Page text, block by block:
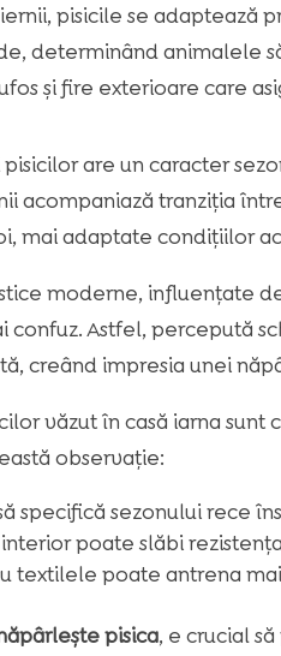
pisicile se adaptează
determinând animalele
și fire exterioare care
are un caracter
acompaniază tranziția
mai adaptate condițiilor
moderne, influențate
confuz. Astfel, percepută
creând impresia unei
văzut în casă iarna
observație:
specifică sezonului rece
poate slăbi
textilele poate antrena
pisica, e crucial